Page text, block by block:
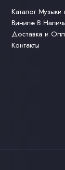
Каталог Музыки
Виниле В
Доставка и
Контакты